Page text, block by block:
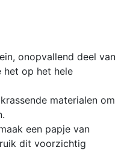
onopvallend deel van
het op het hele
materialen om
een papje van
dit voorzichtig